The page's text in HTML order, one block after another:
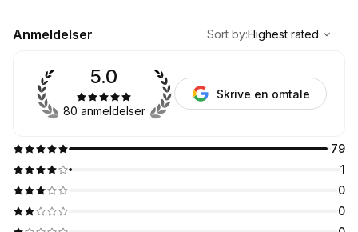
Anmeldelser
Highest rated
Sort by:Highest rated
79
1
0
0
5.0
80 anmeldelser
Skrive en omtale